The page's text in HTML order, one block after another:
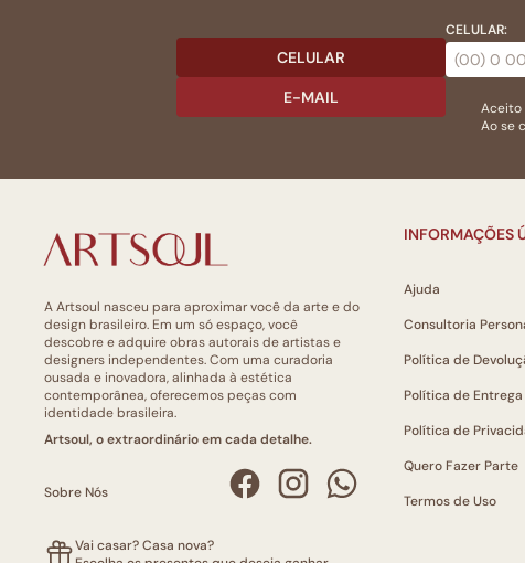
CELULAR
E-MAIL
CELULAR:
Aceito
Ao se
A Artsoul nasceu para aproximar você da arte e do
design brasileiro. Em um só espaço, você
descobre e adquire obras autorais de artistas e
designers independentes. Com uma curadoria
ousada e inovadora, alinhada à estética
contemporânea, oferecemos peças com
identidade brasileira.
Artsoul, o extraordinário em cada detalhe.
Sobre Nós
Vai casar? Casa nova?
INFORMAÇÕES
Ajuda
Consultoria
Política de
Política de Entrega
Política de
Quero Fazer Parte
Termos de Uso